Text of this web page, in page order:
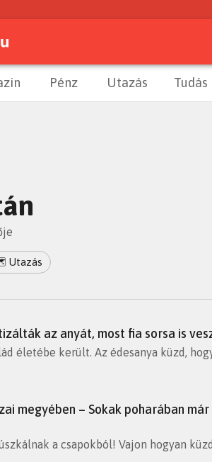
Pénz Utazás Tudás
Utazás
az anyát, most fia sorsa is
életébe került. Az édesanya küzd,
megyében – Sokak poharában
a csapokból! Vajon hogyan